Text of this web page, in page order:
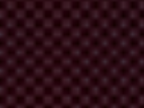
address in the email we just sent to you
now to help us end corruption